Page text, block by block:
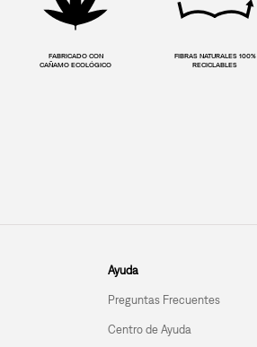
FABRICADO CON
CAÑAMO ECOLÓGICO
FIBRAS NATURALES 100%
RECICLABLES
Ayuda
Preguntas Frecuentes
Centro de Ayuda